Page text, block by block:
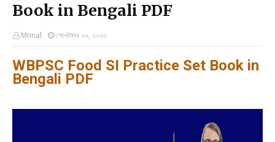
Book in Bengali PDF
Mrinal সেপ্টেম্বর ২৬, ২০২৩
WBPSC Food SI Practice Set Book in
Bengali PDF